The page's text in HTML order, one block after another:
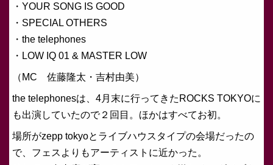
・YOUR SONG IS GOOD
・SPECIAL OTHERS
・the telephones
・LOW IQ 01 & MASTER LOW
（MC 佐藤隆太・吉村由美）
the telephonesは、4月末に行ってきたROCKS TOKYOに
も出演していたので２回目。ほかはすべてお初。
場所がzepp tokyoとライブハウスタイプの会場だったの
で、フェスよりもアーティストに近かった。